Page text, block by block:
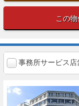
この
事務所サービス